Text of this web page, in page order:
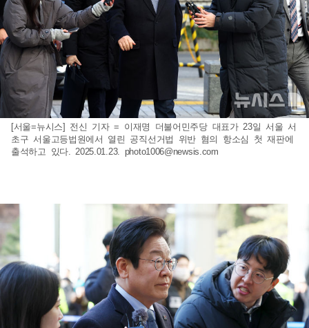
[서울=뉴시스] 전신 기자 = 이재명 더불어민주당 대표가 23일 서울 서
초구 서울고등법원에서 열린 공직선거법 위반 혐의 항소심 첫 재판에
출석하고 있다. 2025.01.23. photo1006@newsis.com